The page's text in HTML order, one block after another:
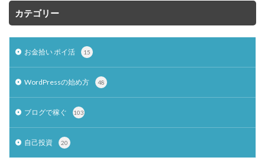
カテゴリー
お金拾い ポイ活 15
WordPressの始め方 48
ブログで稼ぐ 103
自己投資 20